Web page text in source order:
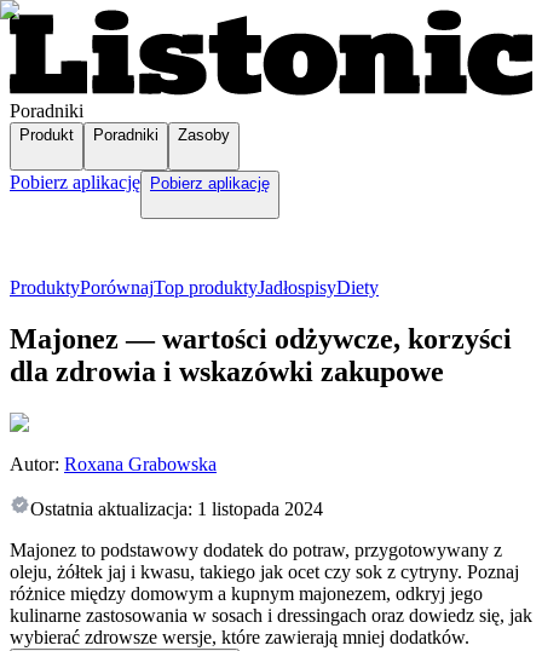
Poradniki
Produkt Poradniki Zasoby
Pobierz aplikację Pobierz aplikację
ProduktyPorównajTop produktyJadłospisyDiety
Majonez — wartości odżywcze, korzyści
dla zdrowia i wskazówki zakupowe
Autor: Roxana Grabowska
Ostatnia aktualizacja: 1 listopada 2024
Majonez to podstawowy dodatek do potraw, przygotowywany z
oleju, żółtek jaj i kwasu, takiego jak ocet czy sok z cytryny. Poznaj
różnice między domowym a kupnym majonezem, odkryj jego
kulinarne zastosowania w sosach i dressingach oraz dowiedz się, jak
wybierać zdrowsze wersje, które zawierają mniej dodatków.